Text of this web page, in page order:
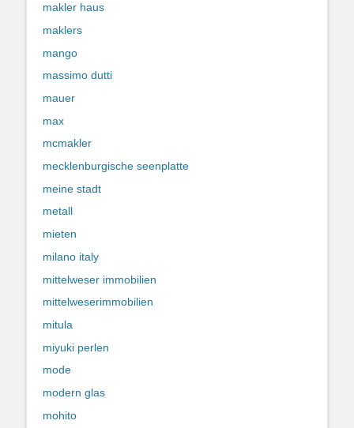
makler haus
maklers
mango
massimo dutti
mauer
max
mcmakler
mecklenburgische seenplatte
meine stadt
metall
mieten
milano italy
mittelweser immobilien
mittelweserimmobilien
mitula
miyuki perlen
mode
modern glas
mohito